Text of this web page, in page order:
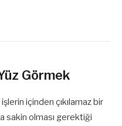
Görmek
işlerin içinden çıkılamaz bir
sakin olması gerektiği